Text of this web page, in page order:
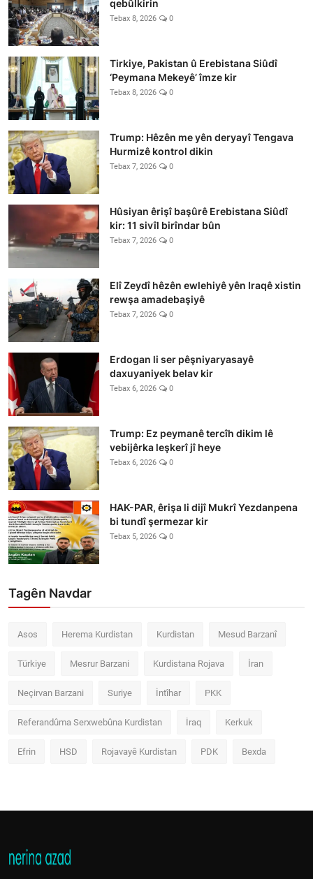
qebûlkirin
Tebax 8, 2026 0
Tirkiye, Pakistan û Erebistana Siûdî
‘Peymana Mekeyê’ îmze kir
Tebax 8, 2026 0
Trump: Hêzên me yên deryayî Tengava
Hurmizê kontrol dikin
Tebax 7, 2026 0
Hûsiyan êrişî başûrê Erebistana Siûdî
kir: 11 sivîl birîndar bûn
Tebax 7, 2026 0
Elî Zeydî hêzên ewlehiyê yên Iraqê xistin
rewşa amadebaşiyê
Tebax 7, 2026 0
Erdogan li ser pêşniyaryasayê
daxuyaniyek belav kir
Tebax 6, 2026 0
Trump: Ez peymanê tercîh dikim lê
vebijêrka leşkerî jî heye
Tebax 6, 2026 0
HAK-PAR, êrişa li dijî Mukrî Yezdanpena
bi tundî şermezar kir
Tebax 5, 2026 0
Tagên Navdar
Asos Herema Kurdistan Kurdistan Mesud Barzanî
Türkiye Mesrur Barzani Kurdistana Rojava İran
Neçirvan Barzani Suriye İntîhar PKK
Referandûma Serxwebûna Kurdistan İraq Kerkuk
Efrin HSD Rojavayê Kurdistan PDK Bexda